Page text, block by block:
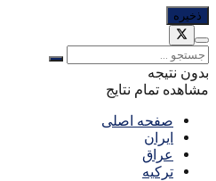
بدون نتیجه
مشاهده تمام نتایج
صفحه اصلی
ایران
عراق
ترکیه